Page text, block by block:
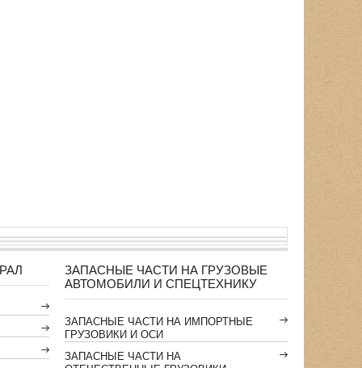
ЗАПАСНЫЕ ЧАСТИ НА ГРУЗОВЫЕ
АВТОМОБИЛИ И СПЕЦТЕХНИКУ
ЗАПАСНЫЕ ЧАСТИ НА ИМПОРТНЫЕ
ГРУЗОВИКИ И ОСИ
ЗАПАСНЫЕ ЧАСТИ НА